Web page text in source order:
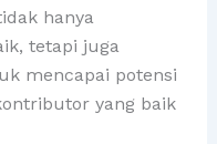
hanya
tetapi juga
mencapai potensi
yang baik